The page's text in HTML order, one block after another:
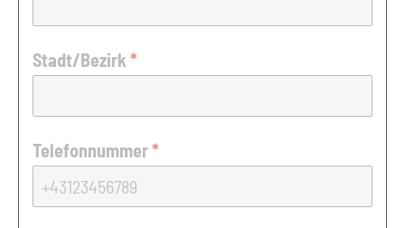
Stadt/Bezirk *
Telefonnummer*